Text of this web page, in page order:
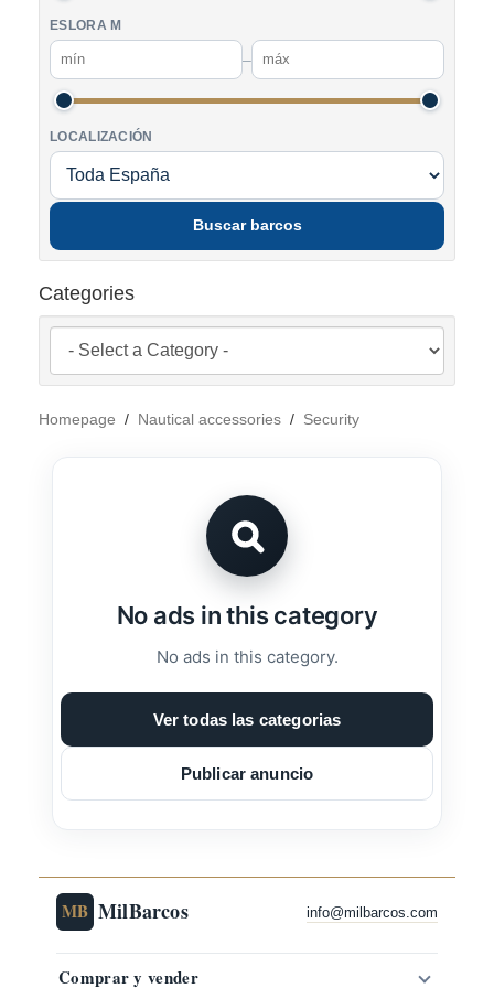
ESLORA M
–
LOCALIZACIÓN
Buscar barcos
Categories
Homepage / Nautical accessories / Security
No ads in this category
No ads in this category.
Ver todas las categorias
Publicar anuncio
MB MilBarcos info@milbarcos.com
Comprar y vender